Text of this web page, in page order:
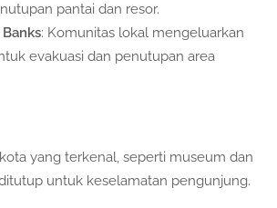
pantai dan resor.
: Komunitas lokal mengeluarkan
evakuasi dan penutupan area
yang terkenal, seperti museum dan
untuk keselamatan pengunjung.